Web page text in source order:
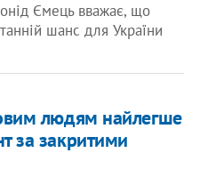
Ємець вважає, що
шанс для України
людям найлегше
за закритими